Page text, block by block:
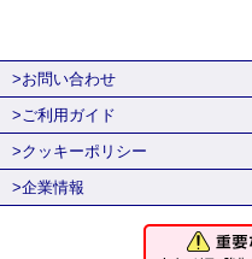
>お問い合わせ
>ご利用ガイド
>クッキーポリシー
>企業情報